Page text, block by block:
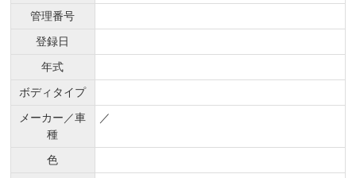
管理番号
登録日
年式
ボディタイプ
メーカー／車
種
／
色